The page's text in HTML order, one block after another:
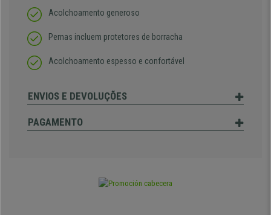
Acolchoamento generoso
Pernas incluem protetores de borracha
Acolchoamento espesso e confortável
ENVIOS E DEVOLUÇÕES
PAGAMENTO